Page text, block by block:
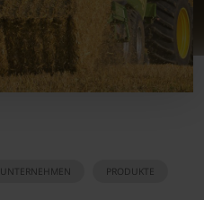
PRODUKTE
UNTERNEHMEN